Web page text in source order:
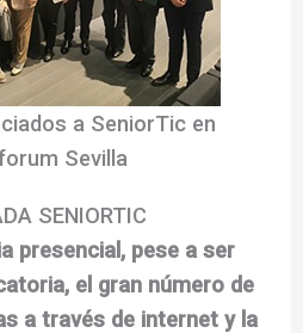
a SeniorTic en
Sevilla
SENIORTIC
presencial, pese a ser
el gran número de
a través de internet y la